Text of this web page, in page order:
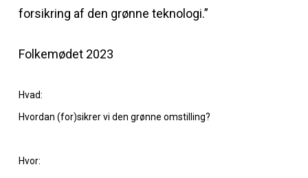
forsikring af den grønne teknologi.”
Folkemødet 2023
Hvad:
Hvordan (for)sikrer vi den grønne omstilling?
Hvor: